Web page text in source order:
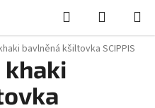
Hledat
KOŠÍK
bavlněná kšiltovka SCIPPIS
khaki